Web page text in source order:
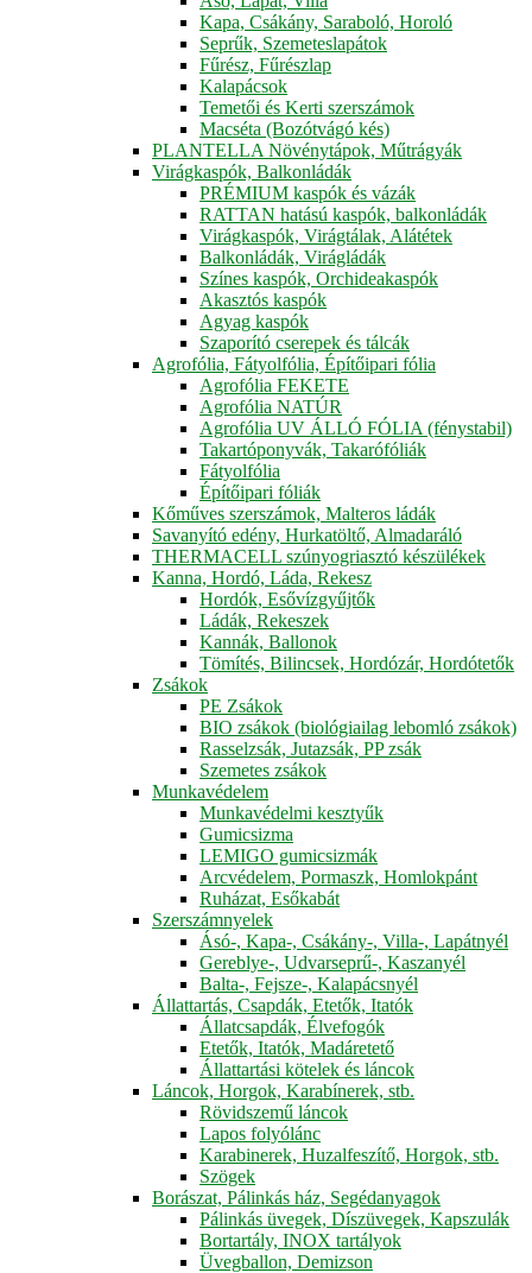
Kapa, Csákány, Saraboló, Horoló
Seprűk, Szemeteslapátok
Fűrész, Fűrészlap
Kalapácsok
Temetői és Kerti szerszámok
Macséta (Bozótvágó kés)
PLANTELLA Növénytápok, Műtrágyák
Virágkaspók, Balkonládák
PRÉMIUM kaspók és vázák
RATTAN hatású kaspók, balkonládák
Virágkaspók, Virágtálak, Alátétek
Balkonládák, Virágládák
Színes kaspók, Orchideakaspók
Akasztós kaspók
Agyag kaspók
Szaporító cserepek és tálcák
Agrofólia, Fátyolfólia, Építőipari fólia
Agrofólia FEKETE
Agrofólia NATÚR
Agrofólia UV ÁLLÓ FÓLIA (fénystabil)
Takartóponyvák, Takarófóliák
Fátyolfólia
Építőipari fóliák
Kőműves szerszámok, Malteros ládák
Savanyító edény, Hurkatöltő, Almadaráló
THERMACELL szúnyogriasztó készülékek
Kanna, Hordó, Láda, Rekesz
Hordók, Esővízgyűjtők
Ládák, Rekeszek
Kannák, Ballonok
Tömítés, Bilincsek, Hordózár, Hordótetők
Zsákok
PE Zsákok
BIO zsákok (biológiailag lebomló zsákok)
Rasselzsák, Jutazsák, PP zsák
Szemetes zsákok
Munkavédelem
Munkavédelmi kesztyűk
Gumicsizma
LEMIGO gumicsizmák
Arcvédelem, Pormaszk, Homlokpánt
Ruházat, Esőkabát
Szerszámnyelek
Ásó-, Kapa-, Csákány-, Villa-, Lapátnyél
Gereblye-, Udvarseprű-, Kaszanyél
Balta-, Fejsze-, Kalapácsnyél
Állattartás, Csapdák, Etetők, Itatók
Állatcsapdák, Élvefogók
Etetők, Itatók, Madáretető
Állattartási kötelek és láncok
Láncok, Horgok, Karabínerek, stb.
Rövidszemű láncok
Lapos folyólánc
Karabinerek, Huzalfeszítő, Horgok, stb.
Szögek
Borászat, Pálinkás ház, Segédanyagok
Pálinkás üvegek, Díszüvegek, Kapszulák
Bortartály, INOX tartályok
Üvegballon, Demizson